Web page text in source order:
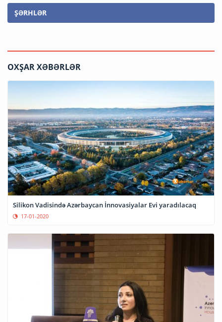
ŞƏRHLƏR
OXŞAR XƏBƏRLƏR
Silikon Vadisində Azərbaycan İnnovasiyalar Evi yaradılacaq
17-01-2020